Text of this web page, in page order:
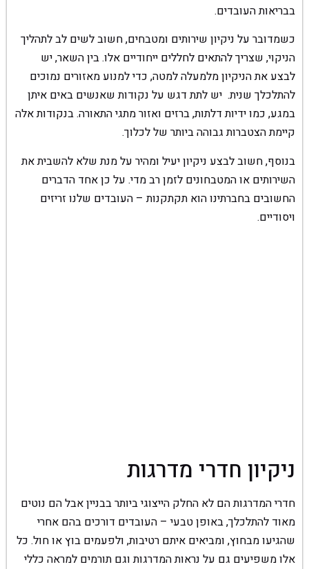
בבריאות העובדים.
כשמדובר על ניקיון שירותים ומטבחים, חשוב לשים לב לתהליך
הניקוי, שצריך להתאים לחללים ייחודיים אלו. בין השאר, יש
לבצע את הניקיון מלמעלה למטה, כדי למנוע מאזורים נמוכים
להתלכלך שנית. יש לתת דגש על נקודות שאנשים באים איתן
במגע, כמו ידיות דלתות, ברזים ואזור מתגי התאורה. בנקודות אלה
קיימת הצטברות גבוהה ביותר של לכלוך.
בנוסף, חשוב לבצע ניקיון יעיל ומהיר על מנת שלא להשבית את
השירותים או המטבחונים לזמן רב מדי. על כן אחד הדברים
החשובים בחברתינו הוא תקתקנות – העובדים שלנו זריזים
ויסודיים.
ניקיון חדרי מדרגות
חדרי המדרגות הם לא החלק הייצוגי ביותר בבניין אבל הם נוטים
מאוד להתלכלך, באופן טבעי – העובדים דורכים בהם אחרי
שהגיעו מבחוץ, ומביאים איתם רטיבות, ולפעמים בוץ או חול. כל
אלו משפיעים גם על נראות המדרגות וגם תורמים למראה כללי